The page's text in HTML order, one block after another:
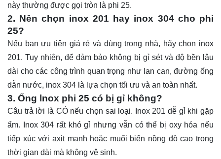
này thường được gọi tròn là phi 25.
2. Nên chọn inox 201 hay inox 304 cho phi
25?
Nếu bạn ưu tiên giá rẻ và dùng trong nhà, hãy chọn inox
201. Tuy nhiên, để đảm bảo không bị gỉ sét và độ bền lâu
dài cho các công trình quan trọng như lan can, đường ống
dẫn nước, inox 304 là lựa chọn tối ưu và an toàn nhất.
3. Ống lnox phi 25 có bị gỉ không?
Câu trả lời là CÓ nếu chọn sai loại. Inox 201 dễ gỉ khi gặp
ẩm. Inox 304 rất khó gỉ nhưng vẫn có thể bị oxy hóa nếu
tiếp xúc với axit mạnh hoặc muối biển nồng độ cao trong
thời gian dài mà không vệ sinh.